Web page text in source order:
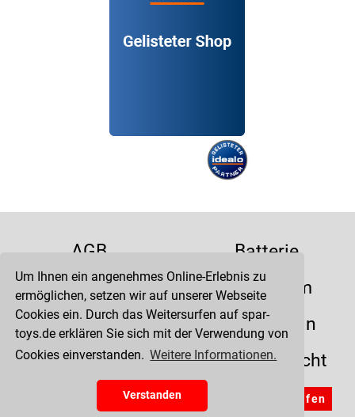
Um Ihnen ein angenehmes Online-Erlebnis zu
ermöglichen, setzen wir auf unserer Webseite
Cookies ein. Durch das Weitersurfen auf spar-
toys.de erklären Sie sich mit der Verwendung von
Cookies einverstanden. Weitere Informationen.
Verstanden
AGB
Batterie
Datenschutz
Impressum
Kontakt
Liefertermin
Versandkosten
Widerrufsrecht